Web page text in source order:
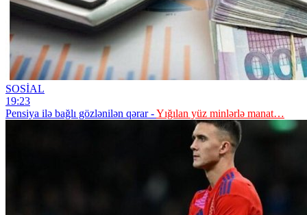
SOSİAL
19:23
Pensiya ilə bağlı gözlənilən qərar -Yığılan yüz minlərlə manat…